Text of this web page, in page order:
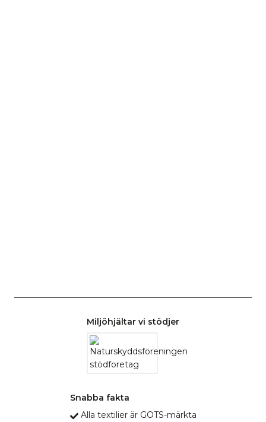
Miljöhjältar vi stödjer
Snabba fakta
Alla textilier är GOTS-märkta